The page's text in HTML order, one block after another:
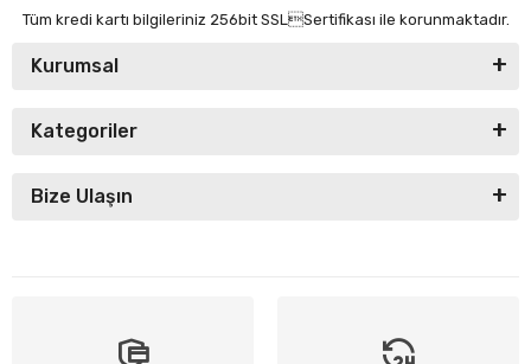
Tüm kredi kartı bilgileriniz 256bit SSLSertifikası ile korunmaktadır.
Kurumsal
Kategoriler
Bize Ulaşın